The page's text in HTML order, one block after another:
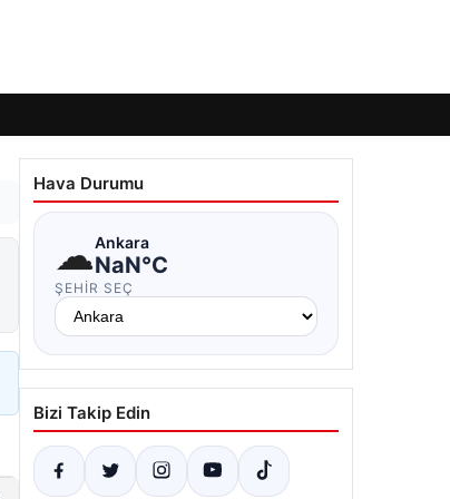
Hava Durumu
☁Ankara
NaN°C
ŞEHIR SEÇ
Bizi Takip Edin